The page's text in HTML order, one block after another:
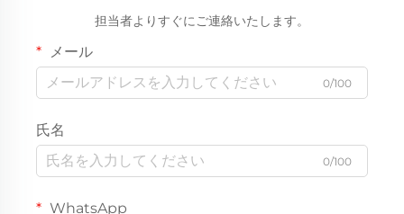
担当者よりすぐにご連絡いたします。
メール
0/100
氏名
0/100
WhatsApp